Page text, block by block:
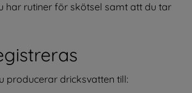
har rutiner för skötsel samt att du tar
producerar dricksvatten till: